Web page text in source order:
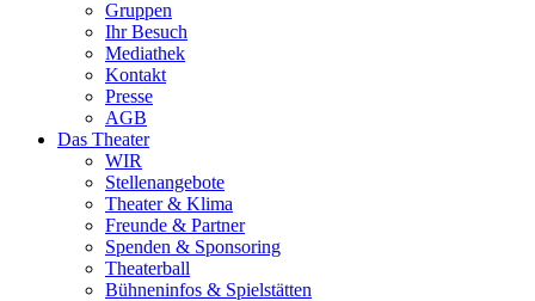
Gruppen
Ihr Besuch
Mediathek
Kontakt
Presse
AGB
Das Theater
WIR
Stellenangebote
Theater & Klima
Freunde & Partner
Spenden & Sponsoring
Theaterball
Bühneninfos & Spielstätten